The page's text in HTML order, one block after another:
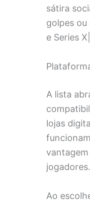
sátira
golpes ou
e Series
A lista
lojas
jogadores.
Ao